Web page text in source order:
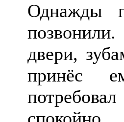
Однажды
двери,
принёс